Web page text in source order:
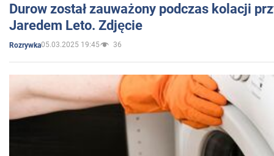
Durow został zauważony podczas kolacji
Jaredem Leto. Zdjęcie
Rozrywka05.03.2025 19:45 36